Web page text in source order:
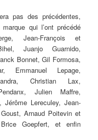
pas des précédentes,
qui l’ont précédé
Jean-François et
Juanjo Guarnido,
Bonnet, Gil Formosa,
Emmanuel Lepage,
Christian Lax,
Julien Maffre,
Jérôme Lereculey, Jean-
Arnaud Poitevin et
Goepfert, et enfin